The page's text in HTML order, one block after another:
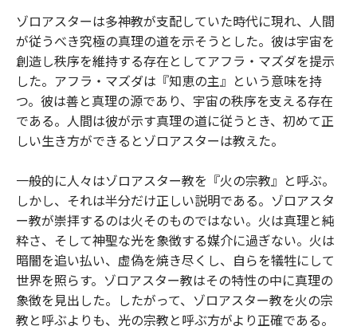
ゾロアスターは多神教が支配していた時代に現れ、人間
が従うべき究極の真理の道を示そうとした。彼は宇宙を
創造し秩序を維持する存在としてアフラ・マズダを提示
した。アフラ・マズダは『知恵の主』という意味を持
つ。彼は善と真理の源であり、宇宙の秩序を支える存在
である。人間は彼が示す真理の道に従うとき、初めて正
しい生き方ができるとゾロアスターは教えた。
一般的に人々はゾロアスター教を『火の宗教』と呼ぶ。
しかし、それは半分だけ正しい説明である。ゾロアスタ
ー教が崇拝するのは火そのものではない。火は真理と純
粋さ、そして神聖な光を象徴する媒介に過ぎない。火は
暗闇を追い払い、虚偽を焼き尽くし、自らを犠牲にして
世界を照らす。ゾロアスター教はその特性の中に真理の
象徴を見出した。したがって、ゾロアスター教を火の宗
教と呼ぶよりも、光の宗教と呼ぶ方がより正確である。